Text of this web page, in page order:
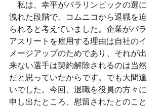
私は、幸平がパラリンピックの選に
洩れた段階で、コムニコから退職を迫
られると考えていました。企業がパラ
アスリートを雇用する理由は自社のイ
メージアップのためであり、それが出
来ない選手は契約解除されるのは当然
だと思っていたからです。でも大間違
いでした。今回、退職を役員の方々に
申し出たところ、慰留されたとのこと